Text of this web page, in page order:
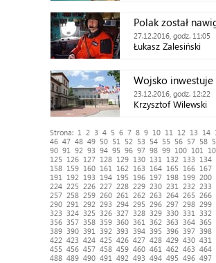
Polak został
27.12.2016, godz. 11:05
Łukasz Zalesiński
Wojsko
23.12.2016, godz. 12:22
Krzysztof Wilewski
Strona: 1 2 3 4 5 6 7 8 9 10 11 12 13 14
46 47 48 49 50 51 52 53 54 55 56 57 58
90 91 92 93 94 95 96 97 98 99 100 101
125
126 127 128 129 130 131 132 133 134
158 159 160 161 162 163 164 165 166 167
191
192 193 194 195 196 197 198 199 200
224 225 226 227 228 229 230 231 232 233
257 258 259 260 261 262 263 264 265 266
290 291 292 293 294 295 296 297 298 299
323
324 325 326 327 328 329 330 331 332
356 357 358 359 360 361 362 363 364 365
389 390 391 392 393 394 395 396 397 398
422 423 424 425 426 427 428 429 430 431
455 456 457 458 459 460 461 462 463 464
488 489 490 491 492 493 494 495 496 497